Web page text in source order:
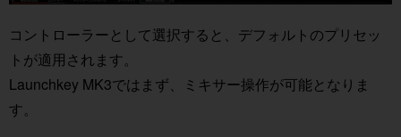
コントローラーとして選択すると、デフォルトのプリセッ
トが適用されます。
Launchkey MK3ではまず、ミキサー操作が可能となりま
す。